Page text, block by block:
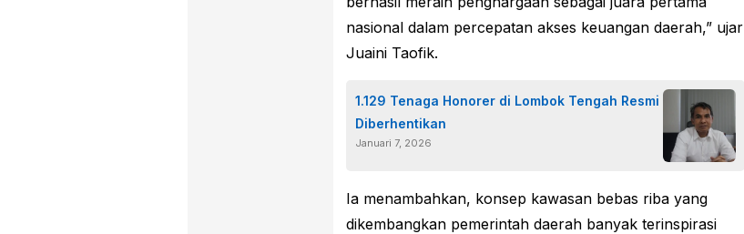
nasional dalam percepatan akses keuangan daerah,” ujar
Juaini Taofik.
1.129 Tenaga Honorer di Lombok Tengah Resmi
Diberhentikan
Januari 7, 2026
Ia menambahkan, konsep kawasan bebas riba yang
dikembangkan pemerintah daerah banyak terinspirasi